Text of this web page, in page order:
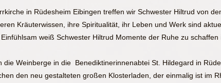
in Rüdesheim Eibingen treffen wir Schwester Hiltrud von
Kräuterwissen, ihre Spiritualität, ihr Leben und Werk sind
weiß Schwester Hiltrud Momente der Ruhe zu
Weinberge in die Benediktinerinnenabtei St. Hildegard in
den neu gestalteten großen Klosterladen, der einmalig ist im